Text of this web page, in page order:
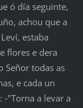
ó día seguinte,
achou que a
estaba
flores e dera
Señor todas as
e cada un
a levar a